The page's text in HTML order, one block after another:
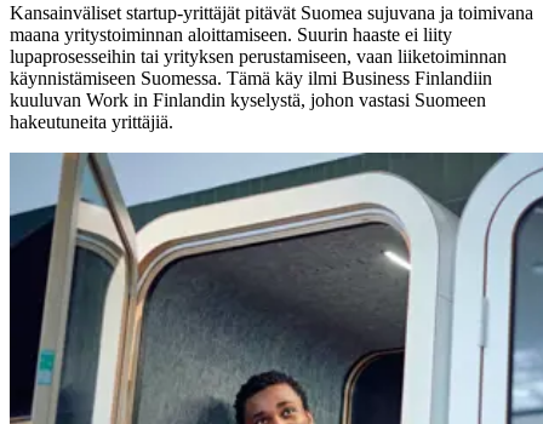
Kansainväliset startup-yrittäjät pitävät Suomea sujuvana ja toimivana
maana yritystoiminnan aloittamiseen. Suurin haaste ei liity
lupaprosesseihin tai yrityksen perustamiseen, vaan liiketoiminnan
käynnistämiseen Suomessa. Tämä käy ilmi Business Finlandiin
kuuluvan Work in Finlandin kyselystä, johon vastasi Suomeen
hakeutuneita yrittäjiä.